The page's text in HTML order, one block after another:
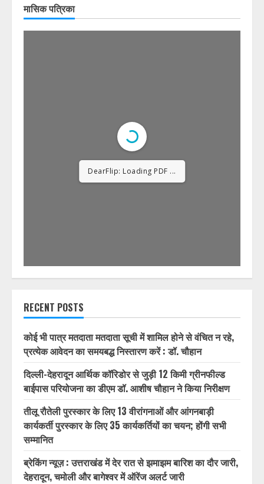
मासिक पत्रिका
DearFlip: Loading PDF
23% ...
RECENT POSTS
कोई भी पात्र मतदाता मतदाता सूची में शामिल होने से वंचित न रहे,
प्रत्येक आवेदन का समयबद्ध निस्तारण करें : डॉ. चौहान
दिल्ली-देहरादून आर्थिक कॉरिडोर से जुड़ी 12 किमी ग्रीनफील्ड
बाईपास परियोजना का डीएम डॉ. आशीष चौहान ने किया निरीक्षण
तीलू रौतेली पुरस्कार के लिए 13 वीरांगनाओं और आंगनबाड़ी
कार्यकर्ती पुरस्कार के लिए 35 कार्यकर्तियों का चयन; होंगी सभी
सम्मानित
ब्रेकिंग न्यूज़ : उत्तराखंड में देर रात से झमाझम बारिश का दौर जारी,
देहरादून, चमोली और बागेश्वर में ऑरेंज अलर्ट जारी